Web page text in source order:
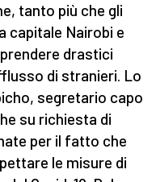
tanto più che gli
capitale Nairobi e
drastici
di stranieri. Lo
segretario capo
su richiesta di
per il fatto che
le misure di